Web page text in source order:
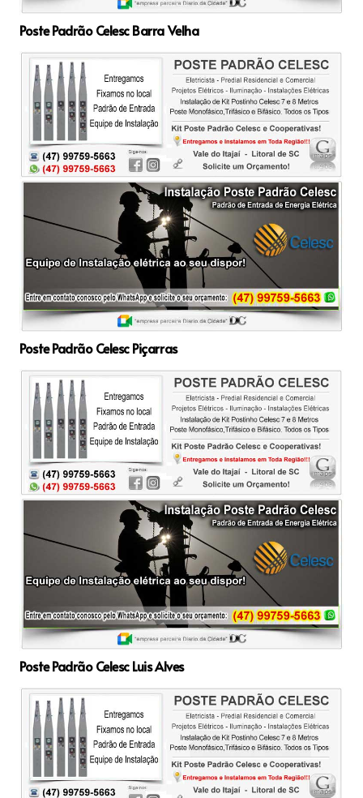
Poste Padrão Celesc Barra Velha
Poste Padrão Celesc Piçarras
Poste Padrão Celesc Luis Alves